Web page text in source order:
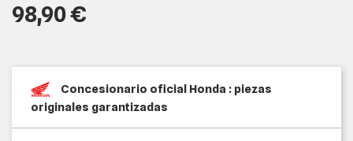
98,90 €
Concesionario oficial Honda : piezas
originales garantizadas